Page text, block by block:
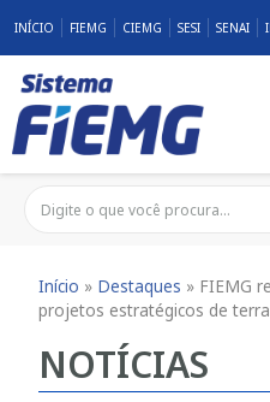
INÍCIO FIEMG CIEMG SESI SENAI
Início » Destaques » FIEMG
projetos estratégicos de
NOTÍCIAS